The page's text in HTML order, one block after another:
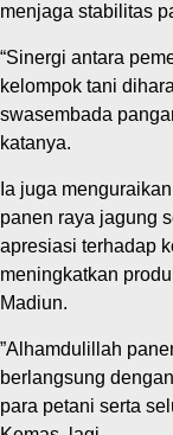
menjaga stabilitas
“Sinergi antara
kelompok tani
swasembada
katanya.
Ia juga
panen raya jagung
apresiasi terhadap
meningkatkan
Madiun.
‎”Alhamdulillah
berlangsung
para petani serta